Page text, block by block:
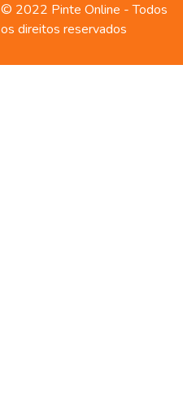
© 2022 Pinte Online - Todos
os direitos reservados